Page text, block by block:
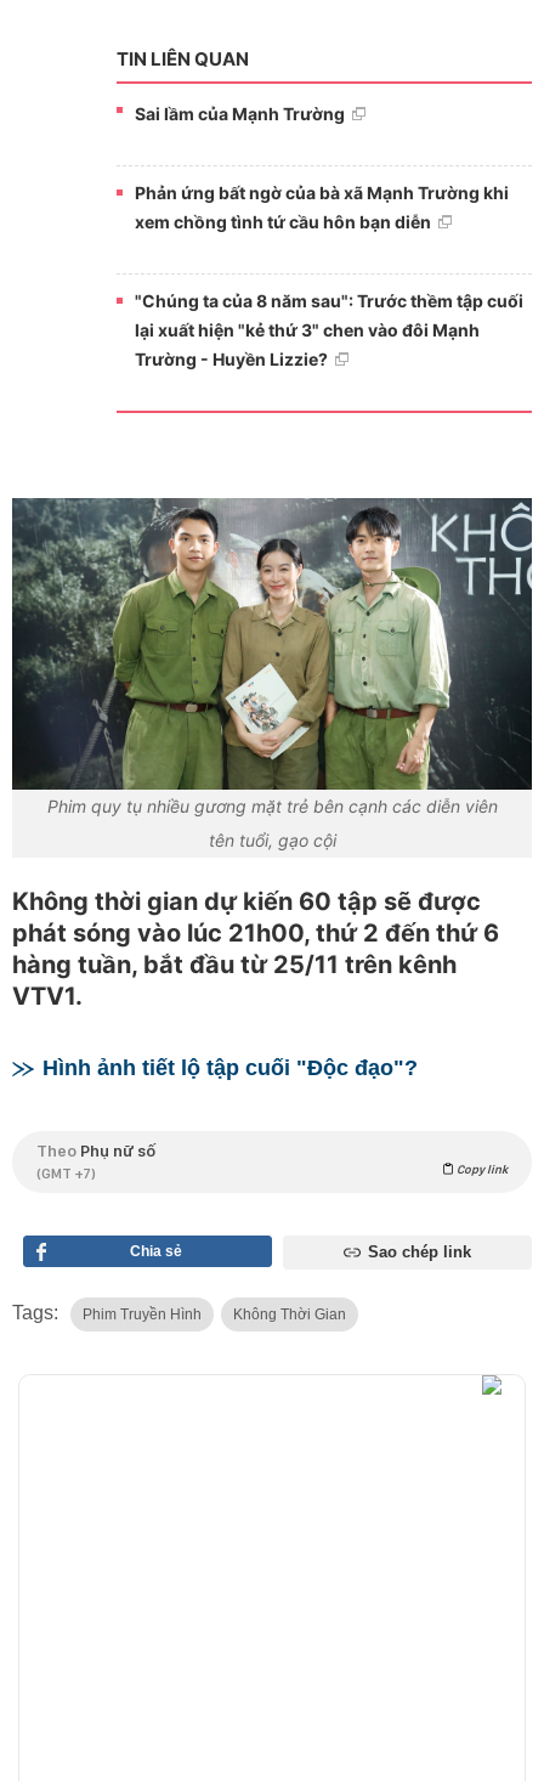
TIN LIÊN QUAN
Sai lầm của Mạnh Trường
Phản ứng bất ngờ của bà xã Mạnh Trường khi
xem chồng tình tứ cầu hôn bạn diễn
"Chúng ta của 8 năm sau": Trước thềm tập cuối
lại xuất hiện "kẻ thứ 3" chen vào đôi Mạnh
Trường - Huyền Lizzie?
Phim quy tụ nhiều gương mặt trẻ bên cạnh các diễn viên
tên tuổi, gạo cội
Không thời gian dự kiến 60 tập sẽ được
phát sóng vào lúc 21h00, thứ 2 đến thứ 6
hàng tuần, bắt đầu từ 25/11 trên kênh
VTV1.
Hình ảnh tiết lộ tập cuối "Độc đạo"?
Theo Phụ nữ số
(GMT +7) Copy link
Chia sẻ Sao chép link
Tags: Phim Truyền Hình Không Thời Gian